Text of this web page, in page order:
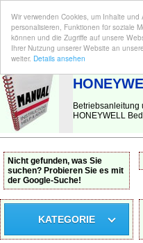
Wir verwenden Cookies, um Inhalte und
personalisieren, Funktionen für soziale
können und die Zugriffe auf unsere
Ihrer Nutzung unserer Website an
weiter. Details ansehen
BEDIENUNGSANLEITUNG | Hier
Betriebsanleitung
HONEYWELL
Nicht gefunden, was Sie
suchen? Probieren Sie es mit
der Google-Suche!
KATEGORIE